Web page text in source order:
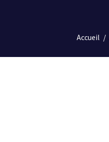
Accueil /